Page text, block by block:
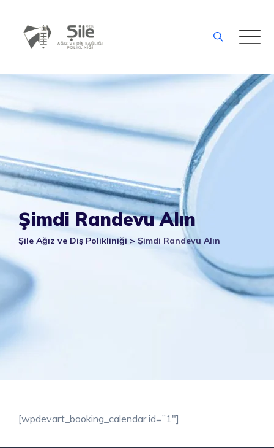
content
Şimdi Randevu Alın
Şile Ağız ve Diş Polikliniği > Şimdi Randevu Alın
[wpdevart_booking_calendar id=”1″]